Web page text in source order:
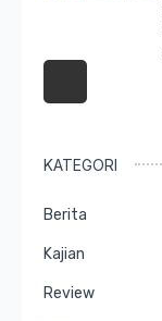
KATEGORI
Berita
Kajian
Review